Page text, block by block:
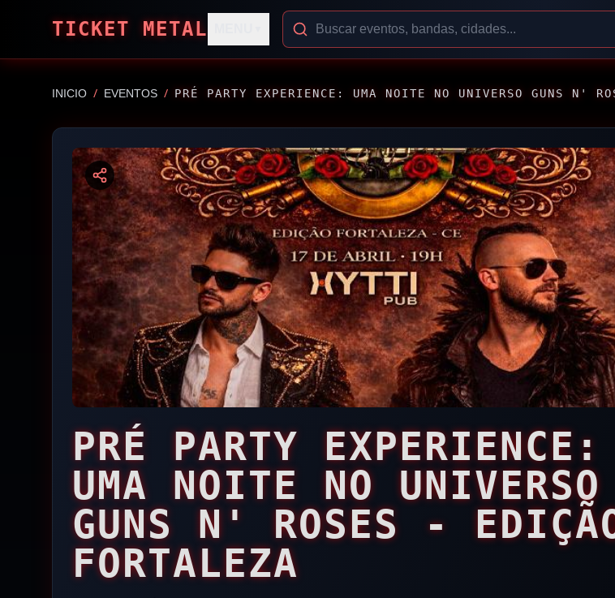
TICKET METAL
INICIO / EVENTOS / PRÉ PARTY EXPERIENCE: UMA NOITE NO UNIVERSO GUNS N'
PRÉ PARTY EXPERIENCE:
UMA NOITE NO UNIVERSO
GUNS N' ROSES -
FORTALEZA